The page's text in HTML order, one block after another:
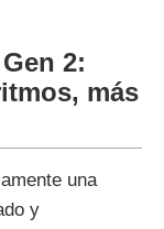
2:
más
una
y